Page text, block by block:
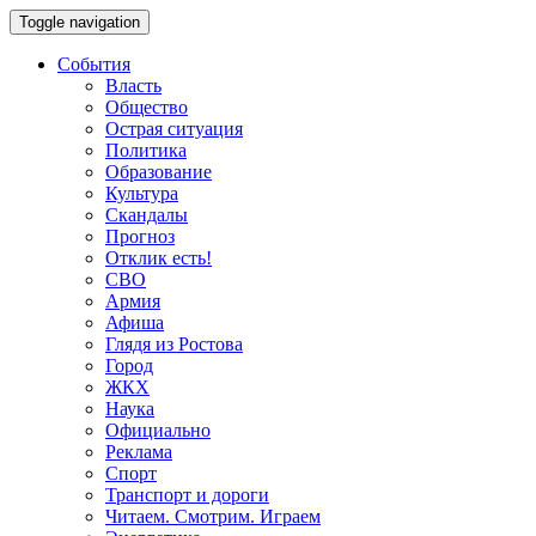
Toggle navigation
События
Власть
Общество
Острая ситуация
Политика
Образование
Культура
Скандалы
Прогноз
Отклик есть!
СВО
Армия
Афиша
Глядя из Ростова
Город
ЖКХ
Наука
Официально
Реклама
Спорт
Транспорт и дороги
Читаем. Смотрим. Играем